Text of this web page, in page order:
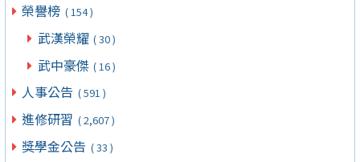
榮譽榜 ( 154 )
武漢榮耀 ( 30 )
武中豪傑 ( 16 )
人事公告 ( 591 )
進修研習 ( 2,607 )
獎學金公告 ( 33 )